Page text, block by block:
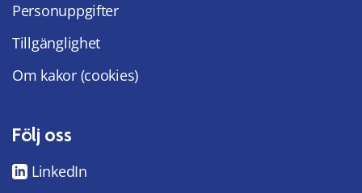
Personuppgifter
Tillgänglighet
Om kakor (cookies)
Följ oss
LinkedIn